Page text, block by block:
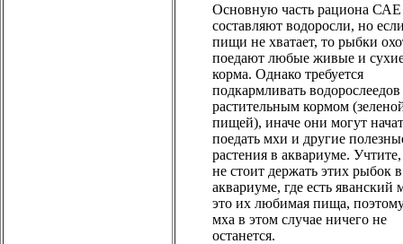
Основную часть рациона САЕ
составляют водоросли, но
пищи не хватает, то рыбки
поедают любые живые и
корма. Однако требуется
подкармливать
растительным кормом
пищей), иначе они могут
поедать мхи и другие
растения в аквариуме.
не стоит держать этих рыбок в
аквариуме, где есть
это их любимая пища,
мха в этом случае ничего не
останется.